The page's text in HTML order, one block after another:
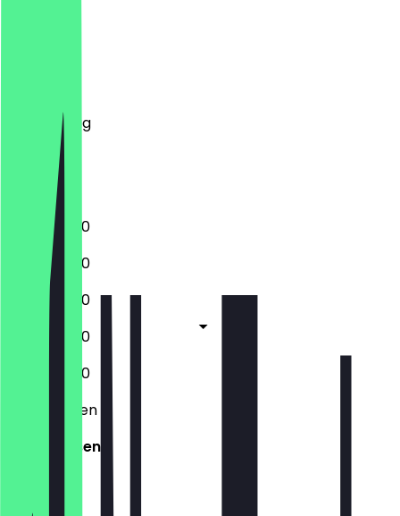
Donnerstag
Samstag
Sonntag
14:00 - 18:30
14:00 - 18:30
14:00 - 18:30
14:00 - 18:30
14:00 - 18:30
Geschlossen
Geschlossen